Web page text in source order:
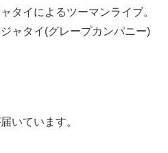
タイによるツーマンライブ。
ャタイ(グレープカンパニー)
いています。